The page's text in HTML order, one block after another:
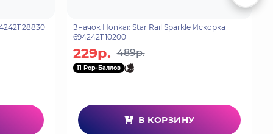
Значок Honkai: Star Rail Sparkle Искорка
6942421110200
229р. 489р.
11 Pop-Баллов
В КОРЗИНУ